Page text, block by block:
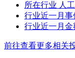
所在行业 人
行业近一月事
行业近一月金
前往查看更多相关